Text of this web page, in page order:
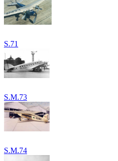
S.71
S.M.73
S.M.74